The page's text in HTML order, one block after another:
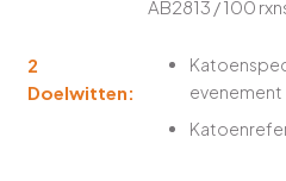
AB2813 / 100
2
Doelwitten:
evenement